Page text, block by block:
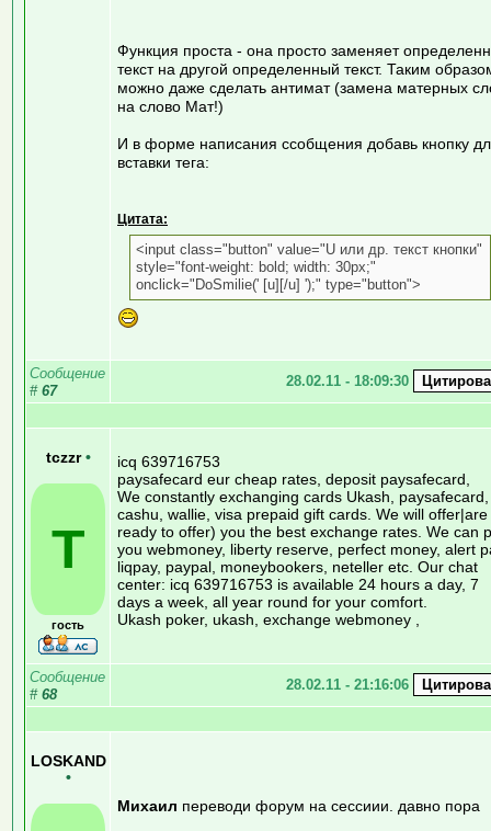
Функция проста - она просто заменяет
текст на другой определенный текст. Таким
можно даже сделать антимат (замена матерных
на слово Мат!)
И в форме написания ссобщения добавь кнопку
вставки тега:
Цитата:
<input class="button" value="U или др. текст кнопки"
style="font-weight: bold; width: 30px;"
onclick="DoSmilie(' [u][/u] ');" type="button">
Сообщение
# 67
28.02.11 - 18:09:30
tczzr •
T
гость
icq 639716753
paysafecard eur cheap rates, deposit paysafecard,
We constantly exchanging cards Ukash, paysafecard,
cashu, wallie, visa prepaid gift cards. We will offer|are
ready to offer) you the best exchange rates. We can
you webmoney, liberty reserve, perfect money, alert
liqpay, paypal, moneybookers, neteller etc. Our chat
center: icq 639716753 is available 24 hours a day, 7
days a week, all year round for your comfort.
Ukash poker, ukash, exchange webmoney ,
Сообщение
# 68
28.02.11 - 21:16:06
LOSKAND
•
Михаил переводи форум на сессиии. давно пора